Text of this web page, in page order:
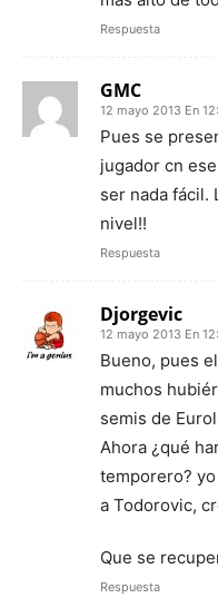
Respuesta
GMC
12 mayo 2013 En
Pues se
jugador cn
ser nada fácil.
nivel!!
Respuesta
Djorgevic
12 mayo 2013 En
Bueno, pues
muchos
semis de
Ahora ¿qué
temporero?
a Todorovic,
Que se
Respuesta